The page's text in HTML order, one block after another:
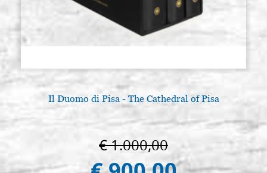
Il Duomo di Pisa - The Cathedral of Pisa
€ 1.000,00